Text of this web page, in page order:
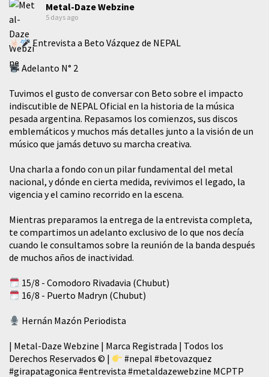
Metal-Daze Webzine
5 days ago
Entrevista a Beto Vázquez de NEPAL
Adelanto N° 2
Tuvimos el gusto de conversar con Beto sobre el impacto
indiscutible de NEPAL Oficial en la historia de la música
pesada argentina. Repasamos los comienzos, sus discos
emblemáticos y muchos más detalles junto a la visión de un
músico que jamás detuvo su marcha creativa.
​Una charla a fondo con un pilar fundamental del metal
nacional, y dónde en cierta medida, revivimos el legado, la
vigencia y el camino recorrido en la escena.
Mientras preparamos la entrega de la entrevista completa,
te compartimos un adelanto exclusivo de lo que nos decía
cuando le consultamos sobre la reunión de la banda después
de muchos años de inactividad.
15/8 - Comodoro Rivadavia (Chubut)
16/8 - Puerto Madryn (Chubut)
Hernán Mazón Periodista
| Metal-Daze Webzine | Marca Registrada | Todos los
Derechos Reservados © |
#nepal #betovazquez
#girapatagonica #entrevista #metaldazewebzine MCPTP